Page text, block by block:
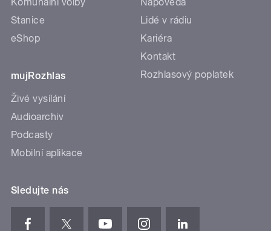
Stanice
eShop
mujRozhlas
Živé vysílání
Audioarchiv
Podcasty
Mobilní aplikace
Lidé v rádiu
Kariéra
Kontakt
Rozhlasový poplatek
Sledujte nás